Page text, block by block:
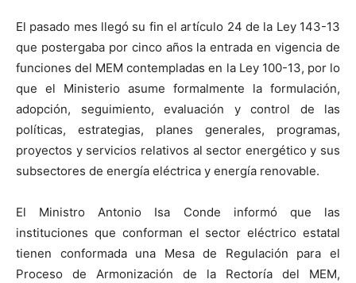
El pasado mes llegó su fin el artículo 24 de la Ley 143-13
que postergaba por cinco años la entrada en vigencia de
funciones del MEM contempladas en la Ley 100-13, por lo
que el Ministerio asume formalmente la formulación,
adopción, seguimiento, evaluación y control de las
políticas, estrategias, planes generales, programas,
proyectos y servicios relativos al sector energético y sus
subsectores de energía eléctrica y energía renovable.
El Ministro Antonio Isa Conde informó que las
instituciones que conforman el sector eléctrico estatal
tienen conformada una Mesa de Regulación para el
Proceso de Armonización de la Rectoría del MEM,